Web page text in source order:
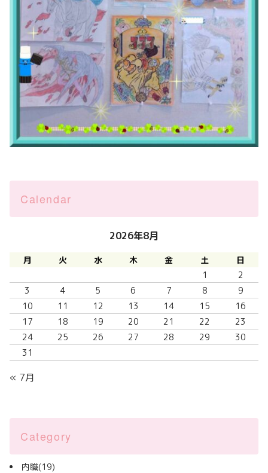
Calendar
2026年8月
月 火 水 木 金 土
日
1
2
3
4 5 6 7 8
9
10
11 12 13 14 15
16
17
18 19 20 21 22
23
24
25 26 27 28 29
30
31
« 7月
Category
内職(19)